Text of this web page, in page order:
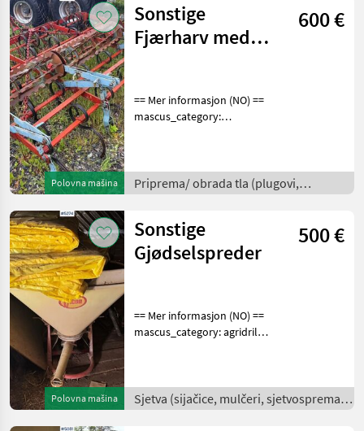
Polovna mašina
Sonstige
Fjærharv med
600 €
== Mer informasjon (NO) ==
mascus_category:
en.landbrukssalg.no/9455
for more images Speci
Priprema/ obrada tla (plugovi,
kultivatori, tanjurače i dr.) /
Polovna mašina
Sonstige
Gjødselspreder
500 €
== Mer informasjon (NO) ==
mascus_category: agridrills
en.landbrukssalg.no/5274
for more images
Sjetva (sijačice, mulčeri, sjetvospremači
i dr) /